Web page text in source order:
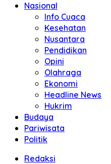
Nasional
Info Cuaca
Kesehatan
Nusantara
Pendidikan
Opini
Olahraga
Ekonomi
Headline News
Hukrim
Budaya
Pariwisata
Politik
Redaksi